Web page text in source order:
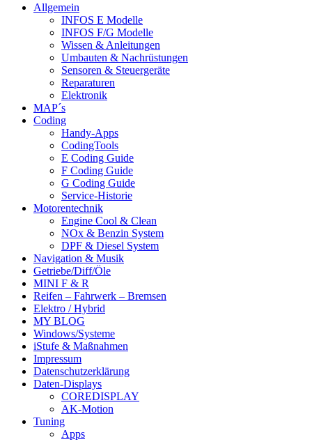
Allgemein
INFOS E Modelle
INFOS F/G Modelle
Wissen & Anleitungen
Umbauten & Nachrüstungen
Sensoren & Steuergeräte
Reparaturen
Elektronik
MAP´s
Coding
Handy-Apps
CodingTools
E Coding Guide
F Coding Guide
G Coding Guide
Service-Historie
Motorentechnik
Engine Cool & Clean
NOx & Benzin System
DPF & Diesel System
Navigation & Musik
Getriebe/Diff/Öle
MINI F & R
Reifen – Fahrwerk – Bremsen
Elektro / Hybrid
MY BLOG
Windows/Systeme
iStufe & Maßnahmen
Impressum
Datenschutzerklärung
Daten-Displays
COREDISPLAY
AK-Motion
Tuning
Apps